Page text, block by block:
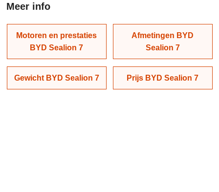
Meer info
Motoren en prestaties
BYD Sealion 7
Afmetingen BYD
Sealion 7
Gewicht BYD Sealion 7 Prijs BYD Sealion 7